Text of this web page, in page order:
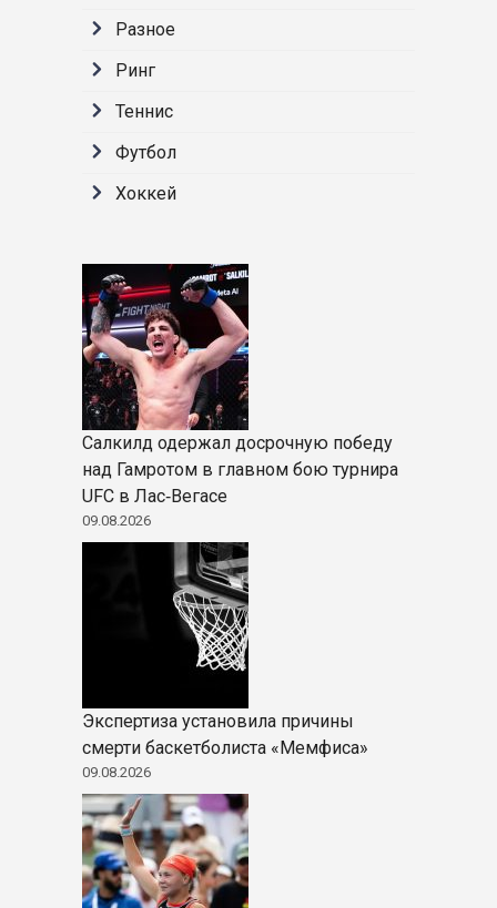
Разное
Ринг
Теннис
Футбол
Хоккей
Салкилд одержал досрочную победу
над Гамротом в главном бою турнира
UFC в Лас‑Вегасе
09.08.2026
Экспертиза установила причины
смерти баскетболиста «Мемфиса»
09.08.2026